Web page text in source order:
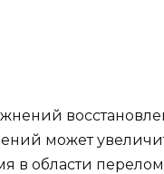
может
в области